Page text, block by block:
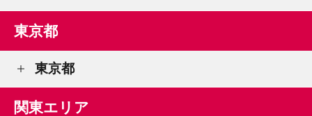
東京都
東京都
関東エリア